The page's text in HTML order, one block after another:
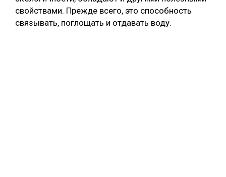
свойствами. Прежде всего, это способность
связывать, поглощать и отдавать воду.